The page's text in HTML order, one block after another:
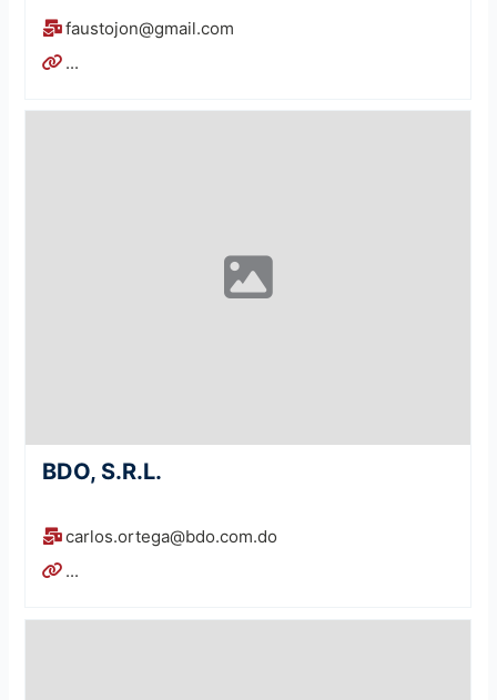
faustojon@gmail.com
...
BDO, S.R.L.
carlos.ortega@bdo.com.do
...